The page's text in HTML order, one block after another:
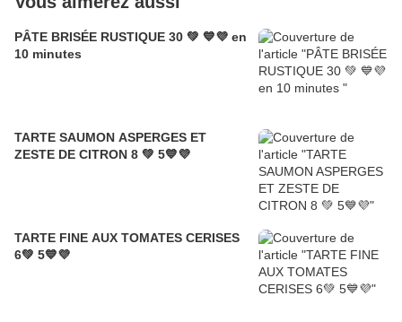
PÂTE BRISÉE RUSTIQUE 30 💚 💙💜 en
10 minutes
TARTE SAUMON ASPERGES ET
ZESTE DE CITRON 8 💚 5💙💜
TARTE FINE AUX TOMATES CERISES
6💚 5💙💜